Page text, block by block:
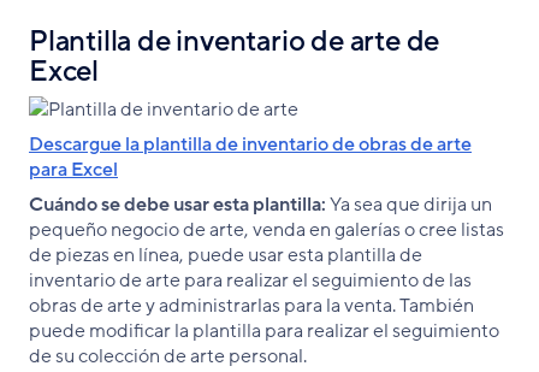
Plantilla de inventario de arte de
Excel
Descargue la plantilla de inventario de obras de arte
para Excel
Cuándo se debe usar esta plantilla:Ya sea que dirija un
pequeño negocio de arte, venda en galerías o cree listas
de piezas en línea, puede usar esta plantilla de
inventario de arte para realizar el seguimiento de las
obras de arte y administrarlas para la venta. También
puede modificar la plantilla para realizar el seguimiento
de su colección de arte personal.